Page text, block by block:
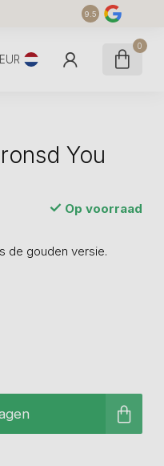
9.5
EUR
0
You
Op voorraad
de gouden versie.